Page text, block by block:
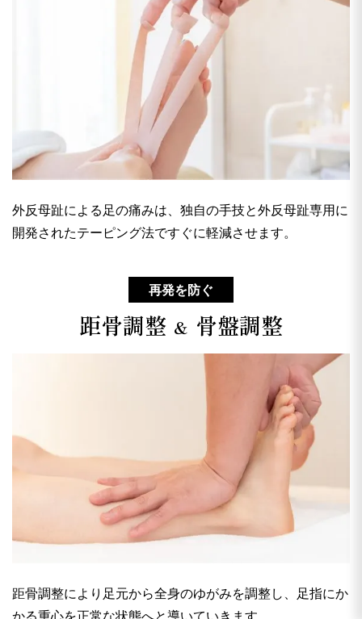
外反母趾による足の痛みは、独自の手技と外反母趾専用に
開発されたテーピング法ですぐに軽減させます。
再発を防ぐ
距骨調整 ＆ 骨盤調整
距骨調整により足元から全身のゆがみを調整し、足指にか